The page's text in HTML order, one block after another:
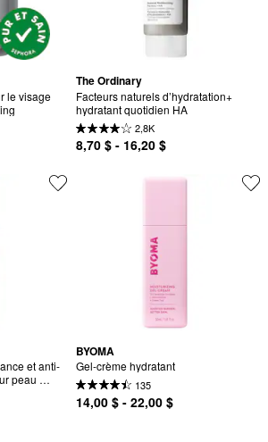
le visage
The Ordinary
Facteurs naturels d’hydratation+
hydratant quotidien HA
2,8K
8,70 $ - 16,20 $
et anti-
peau
BYOMA
Gel-crème hydratant
135
14,00 $ - 22,00 $